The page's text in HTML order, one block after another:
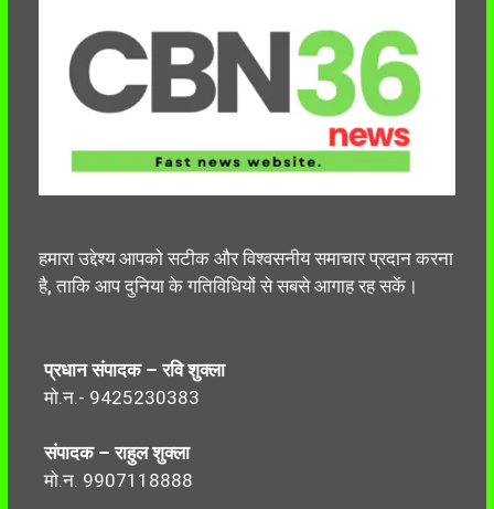
हमारा उद्देश्य आपको सटीक और विश्वसनीय समाचार प्रदान करना
है, ताकि आप दुनिया के गतिविधियों से सबसे आगाह रह सकें।
प्रधान संपादक – रवि शुक्ला
मो.न.- 9425230383
संपादक – राहुल शुक्ला
मो.न. 9907118888